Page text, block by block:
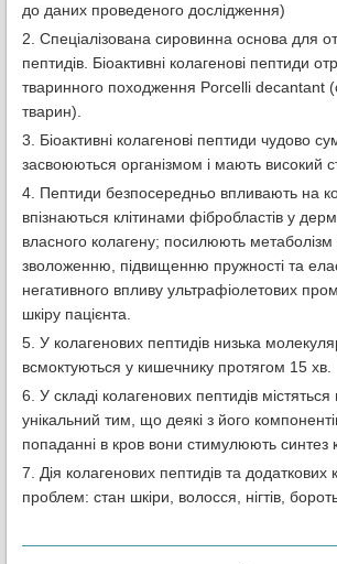
до даних проведеного дослідження)
2. Спеціалізована сировинна основа для
пептидів. Біоактивні колагенові пептиди
тваринного походження Porcelli
тварин).
3. Біоактивні колагенові пептиди чудово
засвоюються організмом і мають високий
4. Пептиди безпосередньо впливають на
впізнаються клітинами фібробластів у
власного колагену; посилюють метаболізм
зволоженню, підвищенню пружності та
негативного впливу ультрафіолетових
шкіру пацієнта.
5. У колагенових пептидів низька
всмоктуються у кишечнику протягом 15 хв.
6. У складі колагенових пептидів містяться
унікальний тим, що деякі з його
попаданні в кров вони стимулюють синтез
7. Дія колагенових пептидів та
проблем: стан шкіри, волосся, нігтів,